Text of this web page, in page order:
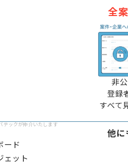
全
非
登録
すべて
テックが仲介いたします​​
他に
ード
ェット​